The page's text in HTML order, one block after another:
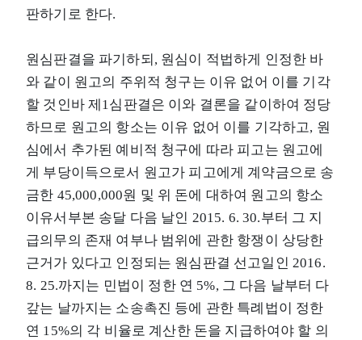
판하기로 한다.
원심판결을 파기하되, 원심이 적법하게 인정한 바
와 같이 원고의 주위적 청구는 이유 없어 이를 기각
할 것인바 제1심판결은 이와 결론을 같이하여 정당
하므로 원고의 항소는 이유 없어 이를 기각하고, 원
심에서 추가된 예비적 청구에 따라 피고는 원고에
게 부당이득으로서 원고가 피고에게 계약금으로 송
금한 45,000,000원 및 위 돈에 대하여 원고의 항소
이유서부본 송달 다음 날인 2015. 6. 30.부터 그 지
급의무의 존재 여부나 범위에 관한 항쟁이 상당한
근거가 있다고 인정되는 원심판결 선고일인 2016.
8. 25.까지는 민법이 정한 연 5%, 그 다음 날부터 다
갚는 날까지는 소송촉진 등에 관한 특례법이 정한
연 15%의 각 비율로 계산한 돈을 지급하여야 할 의